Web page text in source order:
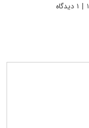
| ۱ دیدگاه